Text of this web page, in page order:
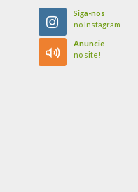
Siga-nos
no Instagram
Anuncie
no site!